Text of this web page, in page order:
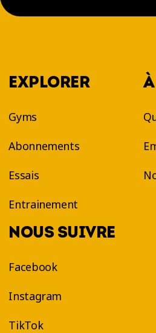
EXPLORER
Gyms
Abonnements
Essais
Entrainement
NOUS SUIVRE
Facebook
Instagram
TikTok